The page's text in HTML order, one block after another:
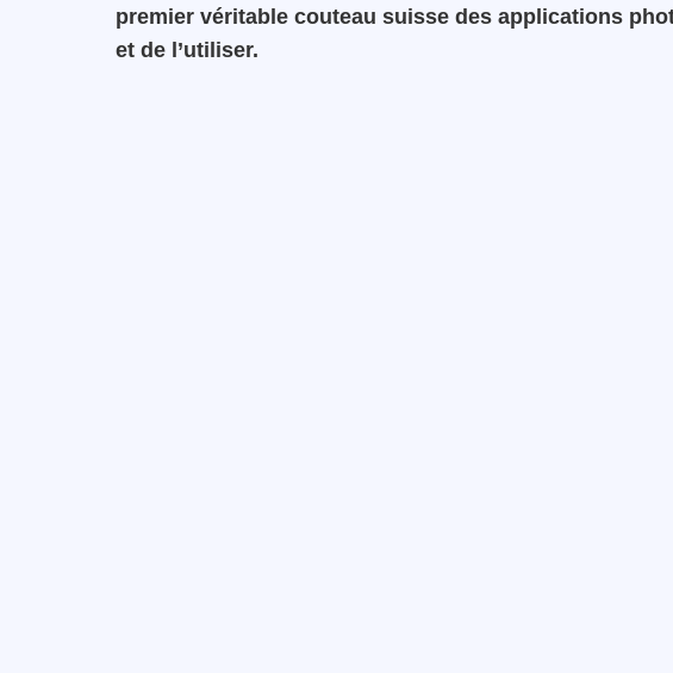
premier véritable couteau suisse des applications
et de l’utiliser.